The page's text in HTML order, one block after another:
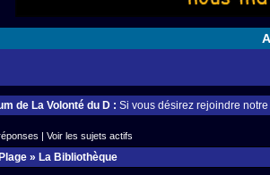
de La Volonté du D : Si vous désirez rejoindre
| Voir les sujets actifs
» La Bibliothèque